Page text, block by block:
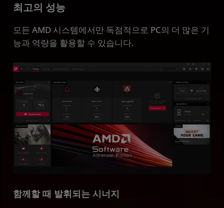
최고의 성능
모든 AMD 시스템에서만 독점적으로 PC의 더 많은 기
능과 역량을 활용할 수 있습니다.
함께할 때 발휘되는 시너지